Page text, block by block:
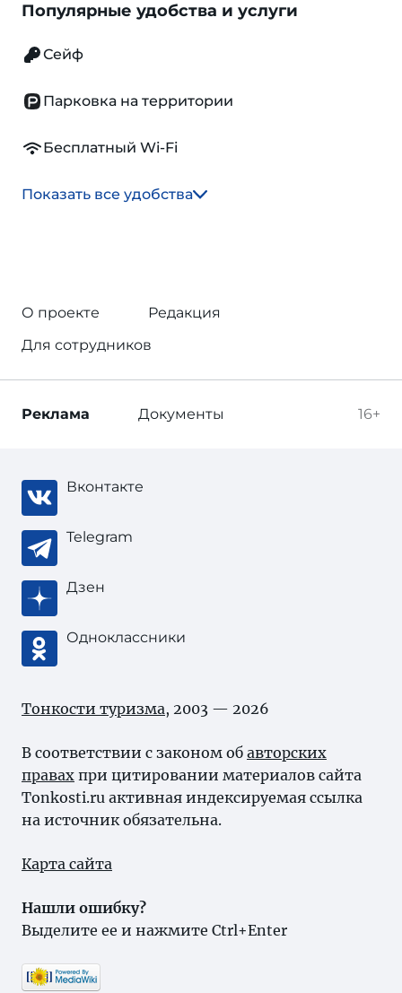
Популярные удобства и услуги
Сейф
Парковка на территории
Бесплатный Wi-Fi
Показать все удобства
О проекте
Редакция
Для сотрудников
16+
Реклама Документы
Вконтакте
Telegram
Дзен
Одноклассники
Тонкости туризма, 2003 — 2026
В соответствии с законом об авторских
правах при цитировании материалов сайта
Tonkosti.ru активная индексируемая ссылка
на источник обязательна.
Карта сайта
Нашли ошибку?
Выделите ее и нажмите Ctrl+Enter